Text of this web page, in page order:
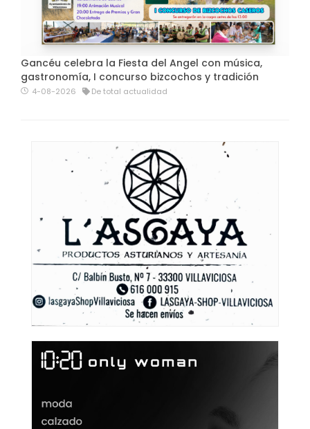
Gancéu celebra la Fiesta del Angel con música,
gastronomía, I concurso bizcochos y tradición
4-08-2026 De total actualidad